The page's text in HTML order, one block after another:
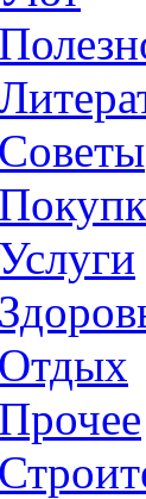
Советы
Услуги
Отдых
Прочее